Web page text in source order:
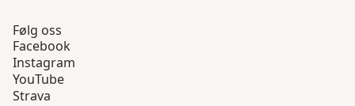
Følg oss
Facebook
Instagram
YouTube
Strava